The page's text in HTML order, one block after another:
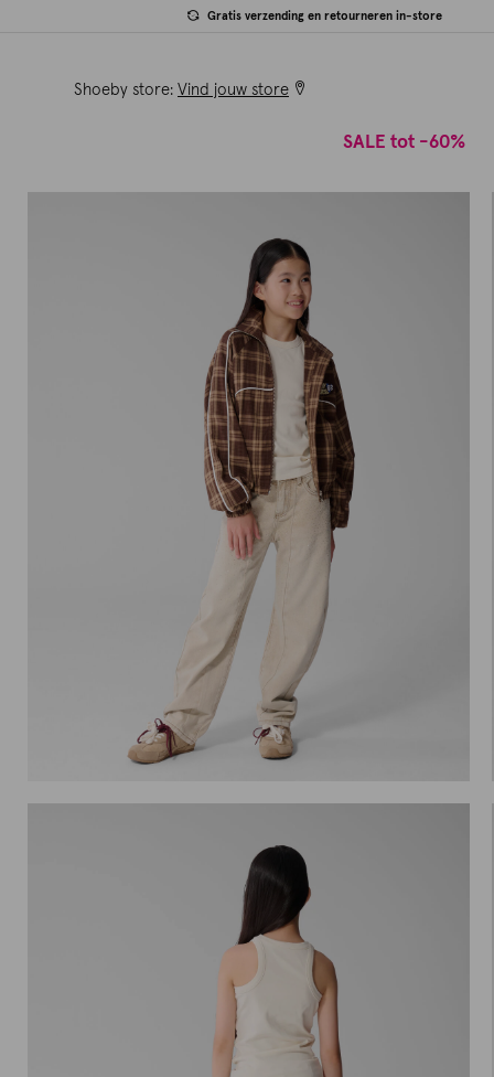
Gratis verzending en retourneren in-store
Shoeby store: Vind jouw store
SALE tot -60%